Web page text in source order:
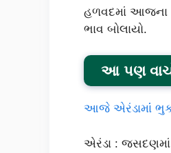
હળવદમાં આજના
ભાવ બોલાયો.
આ પણ
આજે એરંડામાંં
એરંડા : જસદણમાં